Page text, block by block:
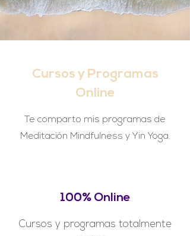
Cursos y Programas
Online
Te comparto mis programas de
Meditación Mindfulness y Yin Yoga.
100% Online
Cursos y programas totalmente